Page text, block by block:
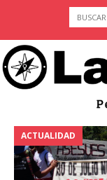
ACTUALIDAD